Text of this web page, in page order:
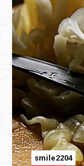
smile2204